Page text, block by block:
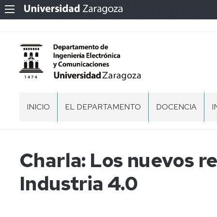
INICIO EL DEPARTAMENTO
DIRECCIÓN
COMISION
PERMANENTE
ESPACIOS
NORMATIVA
RECINTOS
ACTAS,
MEMORIAS
DOCENCIA
Y
MÁSTERES
Charla: Los nuevos
Industria 4.0